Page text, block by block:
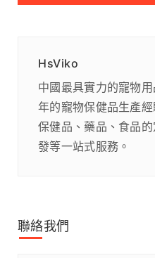
HsViko
中國最具實力的寵物
年的寵物保健品生產
保健品、藥品、食品
發等一站式服務。
聯絡我們